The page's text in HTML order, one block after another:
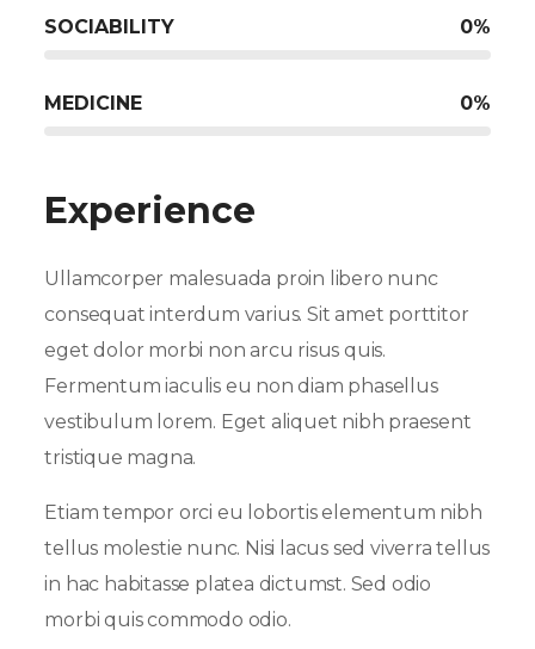
SOCIABILITY 0%
MEDICINE 0%
Experience
Ullamcorper malesuada proin libero nunc
consequat interdum varius. Sit amet porttitor
eget dolor morbi non arcu risus quis.
Fermentum iaculis eu non diam phasellus
vestibulum lorem. Eget aliquet nibh praesent
tristique magna.
Etiam tempor orci eu lobortis elementum nibh
tellus molestie nunc. Nisi lacus sed viverra tellus
in hac habitasse platea dictumst. Sed odio
morbi quis commodo odio.